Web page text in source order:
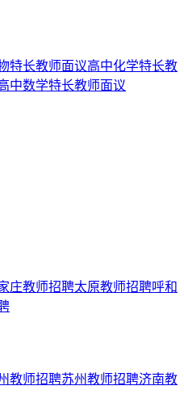
特长教师面议高中化学特长教
中数学特长教师面议
庄教师招聘太原教师招聘呼和
教师招聘苏州教师招聘济南教